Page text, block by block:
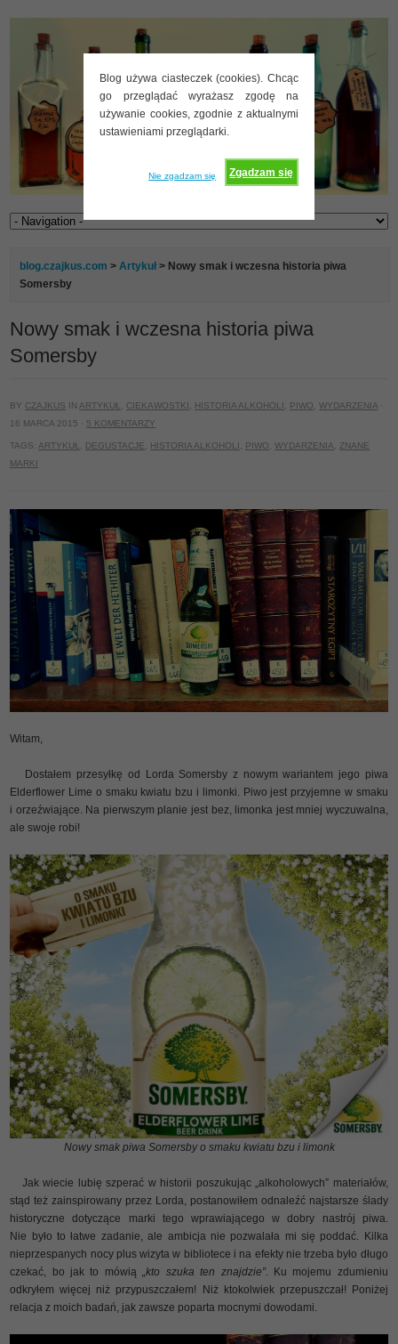
Blog używa ciasteczek (cookies). Chcąc
go przeglądać wyrażasz zgodę na
używanie cookies, zgodnie z aktualnymi
ustawieniami przeglądarki.
Zgadzam się
Nie zgadzam się
blog.czajkus.com > Artykuł > Nowy smak i wczesna historia piwa
Somersby
Nowy smak i wczesna historia piwa
Somersby
BY CZAJKUS IN ARTYKUŁ CIEKAWOSTKI HISTORIA ALKOHOLI PIWO ,WYDARZENIA ·
16 MARCA 2015 · 5 KOMENTARZY
TAGS: ARTYKUŁ DEGUSTACJE HISTORIA ALKOHOLI PIWO ,WYDARZENIA
ZNANE
MARKI
Witam,
Dostałem przesyłkę od Lorda Somersby z nowym wariantem jego piwa
Elderflower Lime o smaku kwiatu bzu i limonki. Piwo jest przyjemne w smaku
i orzeźwiające. Na pierwszym planie jest bez, limonka jest mniej wyczuwalna,
ale swoje robi!
Nowy smak piwa Somersby o smaku kwiatu bzu i limonk
Jak wiecie lubię szperać w historii poszukując „alkoholowych” materiałów,
stąd też zainspirowany przez Lorda, postanowiłem odnaleźć najstarsze ślady
historyczne dotyczące marki tego wprawiającego w dobry nastrój piwa.
Nie było to łatwe zadanie, ale ambicja nie pozwalała mi się poddać. Kilka
nieprzespanych nocy plus wizyta w bibliotece i na efekty nie trzeba było długo
czekać, bo jak to mówią„kto szuka ten znajdzie”. Ku mojemu zdumieniu
odkryłem więcej niż przypuszczałem! Niż ktokolwiek przepuszczał! Poniżej
relacja z moich badań, jak zawsze poparta mocnymi dowodami.